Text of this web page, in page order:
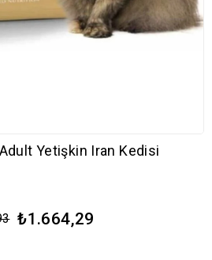
Yetişkin Iran Kedisi
₺1.664,29